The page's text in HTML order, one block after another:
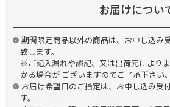
お届けについ
期間限定商品以外の商品は、お申し込み
致します。
※ご記入漏れや誤記、又は出荷元により
かる場合が ございますのでご了承下さい。
お届け希望日のご指定は、お申し込み受
す。